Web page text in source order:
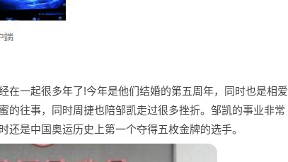
在一起很多年了!今年是他们结婚的第五周年，同时也是相爱
的往事，同时周捷也陪邹凯走过很多挫折。邹凯的事业非常
是中国奥运历史上第一个夺得五枚金牌的选手。